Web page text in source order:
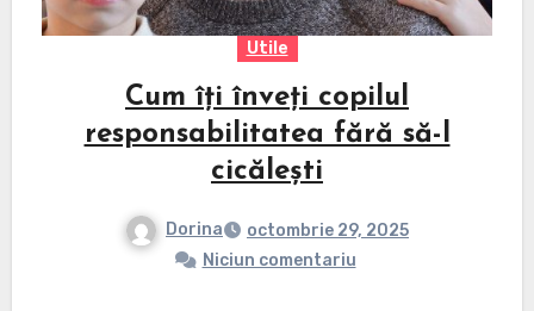
Utile
Cum îți înveți copilul
responsabilitatea fără să-l
cicălești
Dorina
octombrie 29, 2025
Niciun comentariu